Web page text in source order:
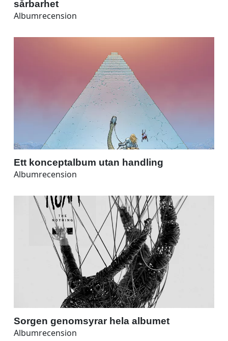
sårbarhet
Albumrecension
Ett konceptalbum utan handling
Albumrecension
Sorgen genomsyrar hela albumet
Albumrecension